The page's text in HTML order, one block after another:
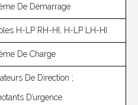
De Démarrage
H-LP RH-HI, H-LP LH-HI
De Charge
De Direction ;
D’urgence.